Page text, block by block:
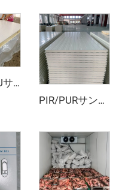
カラー鋼PUサンドイッチパネル
PIR/PURサンドイッチパネル